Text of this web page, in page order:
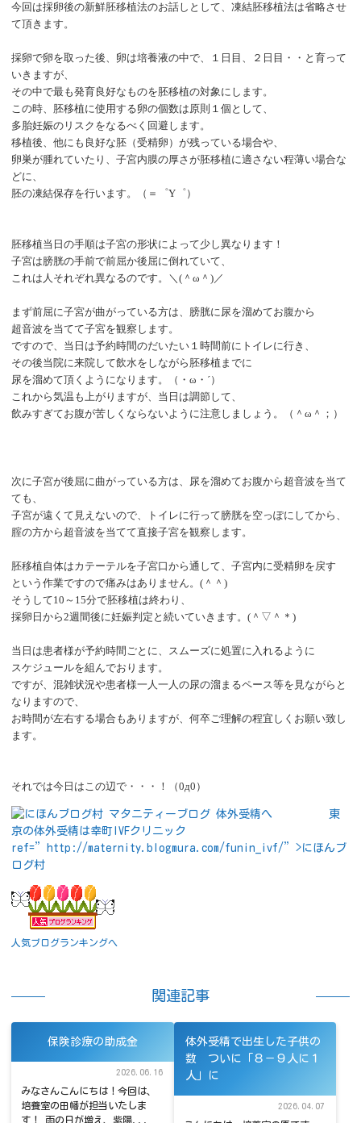
今回は採卵後の新鮮胚移植法のお話しとして、凍結胚移植法は省略させ
て頂きます。
採卵で卵を取った後、卵は培養液の中で、１日目、２日目・・と育って
いきますが、
その中で最も発育良好なものを胚移植の対象にします。
この時、胚移植に使用する卵の個数は原則１個として、
多胎妊娠のリスクをなるべく回避します。
移植後、他にも良好な胚（受精卵）が残っている場合や、
卵巣が腫れていたり、子宮内膜の厚さが胚移植に適さない程薄い場合な
どに、
胚の凍結保存を行います。（＝゜Y゜）
胚移植当日の手順は子宮の形状によって少し異なります！
子宮は膀胱の手前で前屈か後屈に倒れていて、
これは人それぞれ異なるのです。＼ (＾ω＾)／
まず前屈に子宮が曲がっている方は、膀胱に尿を溜めてお腹から
超音波を当てて子宮を観察します。
ですので、当日は予約時間のだいたい１時間前にトイレに行き、
その後当院に来院して飲水をしながら胚移植までに
尿を溜めて頂くようになります。（・ω・´）
これから気温も上がりますが、当日は調節して、
飲みすぎてお腹が苦しくならないように注意しましょう。（＾ω＾；）
次に子宮が後屈に曲がっている方は、尿を溜めてお腹から超音波を当て
ても、
子宮が遠くて見えないので、トイレに行って膀胱を空っぽにしてから、
腟の方から超音波を当てて直接子宮を観察します。
胚移植自体はカテーテルを子宮口から通して、子宮内に受精卵を戻す
という作業ですので痛みはありません。 (＾＾)
そうして10～15分で胚移植は終わり、
採卵日から2週間後に妊娠判定と続いていきます。(＾▽＾＊)
当日は患者様が予約時間ごとに、スムーズに処置に入れるように
スケジュールを組んでおります。
ですが、混雑状況や患者様一人一人の尿の溜まるペース等を見ながらと
なりますので、
お時間が左右する場合もありますが、何卒ご理解の程宜しくお願い致し
ます。
それでは今日はこの辺で・・・！（0д0）
東
京の体外受精は幸町IVFクリニック
ref=”http://maternity.blogmura.com/funin_ivf/”>にほんブ
ログ村
人気ブログランキングへ
関連記事
保険診療の助成金
2026.06.16
みなさんこんにちは！今回は、
培養室の田幡が担当いたしま
す！ 雨の日が増え、紫陽...
体外受精で出生した子供の
数 ついに「８－９人に１
人」に
2026.04.07